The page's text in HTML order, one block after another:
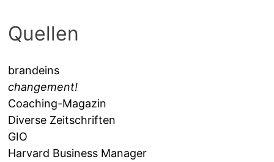
Quellen
brandeins
changement!
Coaching-Magazin
Diverse Zeitschriften
GIO
Harvard Business Manager